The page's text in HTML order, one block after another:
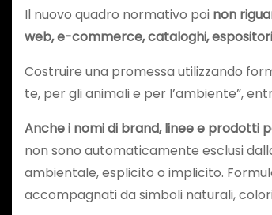
Il nuovo quadro normativo poi non
web, e-commerce, cataloghi, espositori
Costruire una promessa utilizzando
te, per gli animali e per l’ambiente”,
Anche i nomi di brand, linee e prodotti
non sono automaticamente esclusi
ambientale, esplicito o implicito. Formule
accompagnati da simboli naturali,